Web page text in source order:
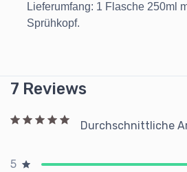
Lieferumfang: 1 Flasche 250ml
Sprühkopf.
7 Reviews
Durchschnittliche
5